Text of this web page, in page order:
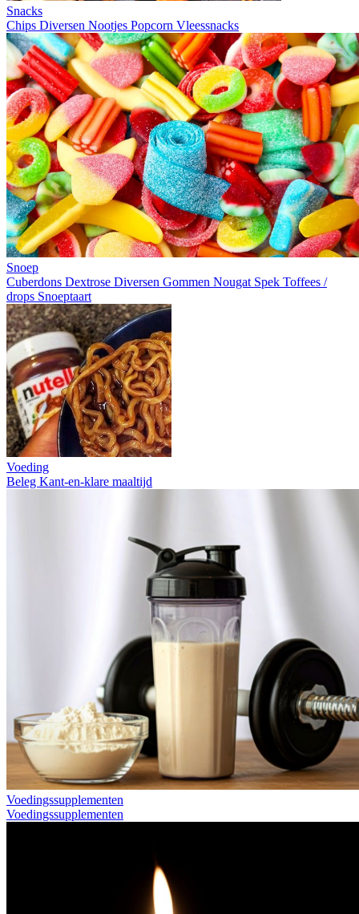
Snacks
Chips Diversen Nootjes Popcorn Vleessnacks
Snoep
Cuberdons Dextrose Diversen Gommen Nougat Spek Toffees /
drops Snoeptaart
Voeding
Beleg Kant-en-klare maaltijd
Voedingssupplementen
Voedingssupplementen